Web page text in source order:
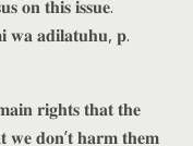
𝐨𝐧 𝐭𝐡𝐢𝐬 𝐢𝐬𝐬𝐮𝐞.
𝐰𝐚 𝐚𝐝𝐢𝐥𝐚𝐭𝐮𝐡𝐮, 𝐩.
𝐫𝐢𝐠𝐡𝐭𝐬 𝐭𝐡𝐚𝐭 𝐭𝐡𝐞
𝐰𝐞 𝐝𝐨𝐧’𝐭 𝐡𝐚𝐫𝐦 𝐭𝐡𝐞𝐦